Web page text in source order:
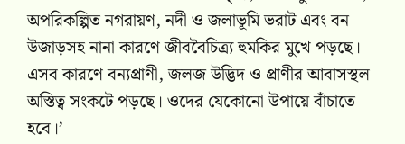
অপরিকল্পিত নগরায়ণ, নদী ও জলাভূমি ভরাট এবং বন
উজাড়সহ নানা কারণে জীববৈচিত্র্য হুমকির মুখে পড়ছে।
এসব কারণে বন্যপ্রাণী, জলজ উদ্ভিদ ও প্রাণীর আবাসস্থল
অস্তিত্ব সংকটে পড়ছে। ওদের যেকোনো উপায়ে বাঁচাতে
হবে।’